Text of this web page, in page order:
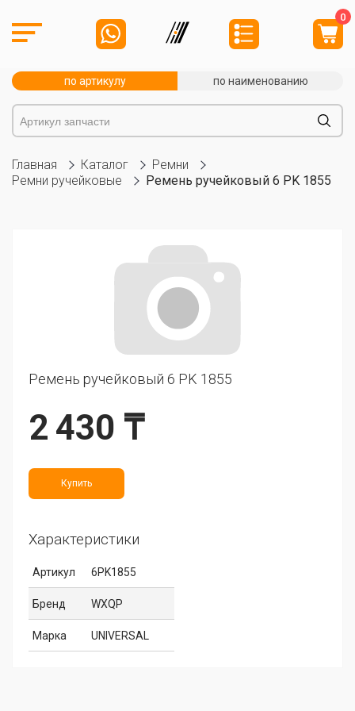
0
по артикулу по наименованию
Главная Каталог
Ремни
Ремни ручейковые
Ремень ручейковый 6 PK 1855
Ремень ручейковый 6 PK 1855
2 430 ₸
Купить
Характеристики
Артикул 6PK1855
Бренд WXQP
Марка UNIVERSAL